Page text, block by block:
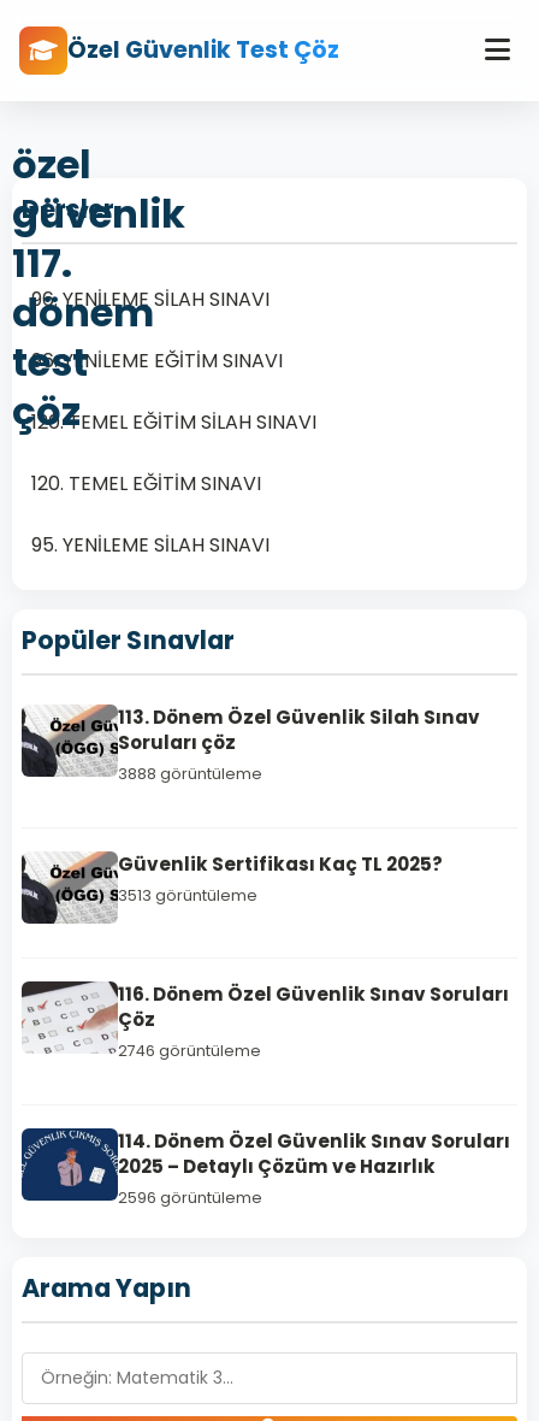
Özel Güvenlik Test Çöz
özel
güvenlik
117.
dönem
test
çöz
TEMEL
Özel
Güvenlik
Temel
Eğitim
Sınav
Soruları
Çöz
Özel
Güvenlik
Eğitim
Sınav
Soruları
Online
Çöz
Dersler
96. YENİLEME SİLAH SINAVI
96. YENİLEME EĞİTİM SINAVI
120. TEMEL EĞİTİM SİLAH SINAVI
120. TEMEL EĞİTİM SINAVI
95. YENİLEME SİLAH SINAVI
Popüler Sınavlar
113. Dönem Özel Güvenlik Silah Sınav
Soruları çöz
3888 görüntüleme
Güvenlik Sertifikası Kaç TL 2025?
3513 görüntüleme
116. Dönem Özel Güvenlik Sınav Soruları
Çöz
2746 görüntüleme
114. Dönem Özel Güvenlik Sınav Soruları
2025 – Detaylı Çözüm ve Hazırlık
2596 görüntüleme
Arama Yapın